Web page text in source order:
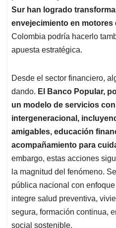
Sur han logrado
envejecimiento en
Colombia podría hacerlo
apuesta estratégica.
Desde el sector financiero,
dando. El Banco Popular,
un modelo de servicios
intergeneracional,
amigables, educación
acompañamiento para
embargo, estas acciones
la magnitud del fenómeno.
pública nacional con
integre salud preventiva,
segura, formación continua,
social sostenible.